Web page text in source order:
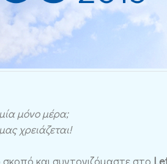
μόνο μέρα;
χρειάζεται!
σκοπό και συντονιζόμαστε στο